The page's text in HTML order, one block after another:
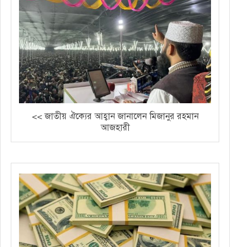
<< জাতীয় ঐক্যের আহ্বান জানালেন মিজানুর রহমান
আজহারী